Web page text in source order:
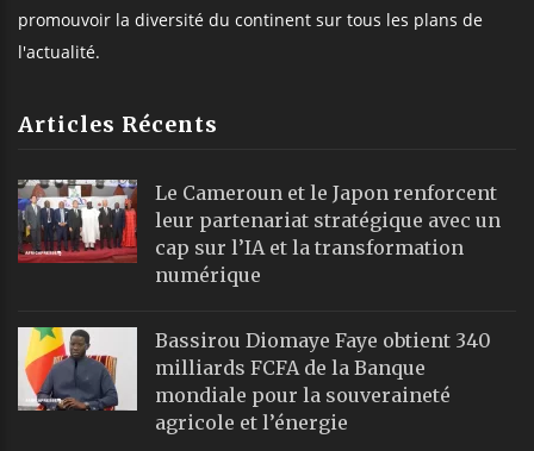
promouvoir la diversité du continent sur tous les plans de
l'actualité.
Articles Récents
Le Cameroun et le Japon renforcent
leur partenariat stratégique avec un
cap sur l’IA et la transformation
numérique
Bassirou Diomaye Faye obtient 340
milliards FCFA de la Banque
mondiale pour la souveraineté
agricole et l’énergie